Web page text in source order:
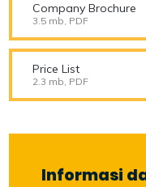
Company Brochure
3.5 mb, PDF
Price List
2.3 mb, PDF
Informasi